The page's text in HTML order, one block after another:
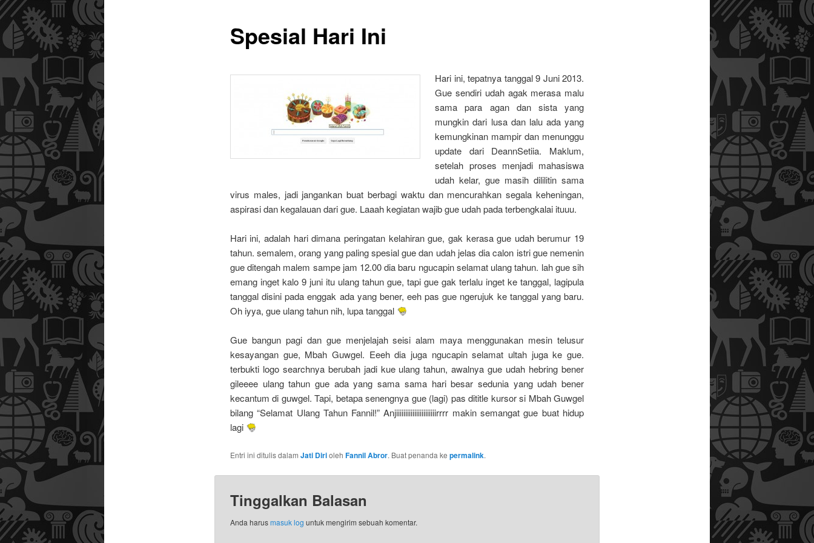
Spesial Hari Ini
Hari ini, tepatnya tanggal 9 Juni 2013.
Gue sendiri udah agak merasa malu
sama para agan dan sista yang
mungkin dari lusa dan lalu ada yang
kemungkinan mampir dan menunggu
update dari DeannSetiia. Maklum,
setelah proses menjadi mahasiswa
udah kelar, gue masih dililitin sama
virus males, jadi jangankan buat berbagi waktu dan mencurahkan segala keheningan,
aspirasi dan kegalauan dari gue. Laaah kegiatan wajib gue udah pada terbengkalai ituuu.
Hari ini, adalah hari dimana peringatan kelahiran gue, gak kerasa gue udah berumur 19
tahun. semalem, orang yang paling spesial gue dan udah jelas dia calon istri gue nemenin
gue ditengah malem sampe jam 12.00 dia baru ngucapin selamat ulang tahun. lah gue sih
emang inget kalo 9 juni itu ulang tahun gue, tapi gue gak terlalu inget ke tanggal, lagipula
tanggal disini pada enggak ada yang bener, eeh pas gue ngerujuk ke tanggal yang baru.
Oh iyya, gue ulang tahun nih, lupa tanggal
Gue bangun pagi dan gue menjelajah seisi alam maya menggunakan mesin telusur
kesayangan gue, Mbah Guwgel. Eeeh dia juga ngucapin selamat ultah juga ke gue.
terbukti logo searchnya berubah jadi kue ulang tahun, awalnya gue udah hebring bener
gileeee ulang tahun gue ada yang sama sama hari besar sedunia yang udah bener
kecantum di guwgel. Tapi, betapa senengnya gue (lagi) pas dititle kursor si Mbah Guwgel
bilang “Selamat Ulang Tahun Fannil!” Anjiiiiiiiiiiiiiiiiiiiiiirrrr makin semangat gue buat hidup
lagi
Entri ini ditulis dalam Jati Dirioleh Fannil Abror. Buat penanda ke permalink.
Tinggalkan Balasan
Anda harusmasuk log untuk mengirim sebuah komentar.